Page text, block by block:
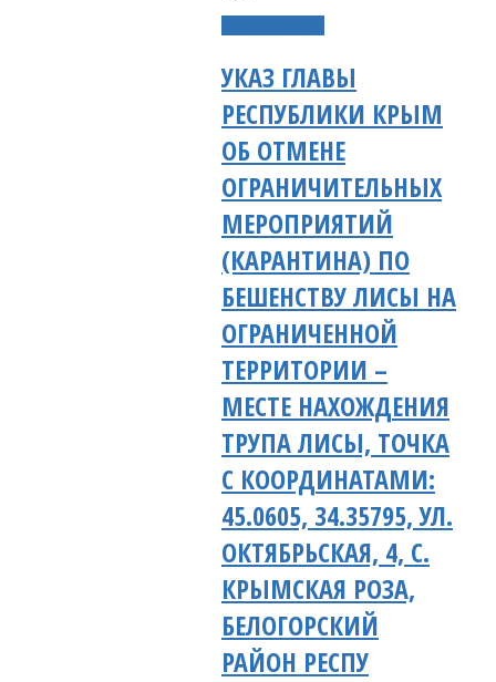
УКАЗ ГЛАВЫ
РЕСПУБЛИКИ КРЫМ
ОБ ОТМЕНЕ
ОГРАНИЧИТЕЛЬНЫХ
МЕРОПРИЯТИЙ
(КАРАНТИНА) ПО
БЕШЕНСТВУ ЛИСЫ НА
ОГРАНИЧЕННОЙ
ТЕРРИТОРИИ –
МЕСТЕ НАХОЖДЕНИЯ
ТРУПА ЛИСЫ, ТОЧКА
С КООРДИНАТАМИ:
45.0605, 34.35795, УЛ.
ОКТЯБРЬСКАЯ, 4, С.
КРЫМСКАЯ РОЗА,
БЕЛОГОРСКИЙ
РАЙОН РЕСПУ